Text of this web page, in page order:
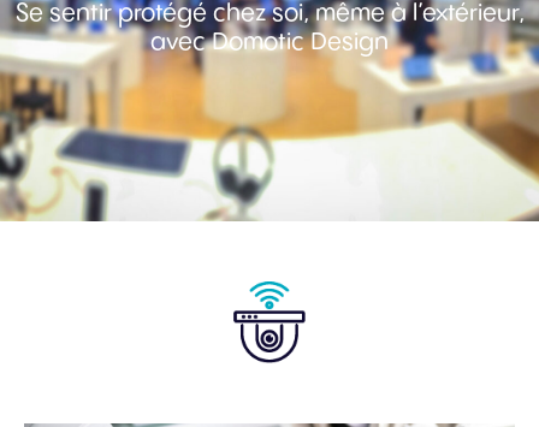
Se sentir protégé chez soi, même à l’extérieur,
avec Domotic Design